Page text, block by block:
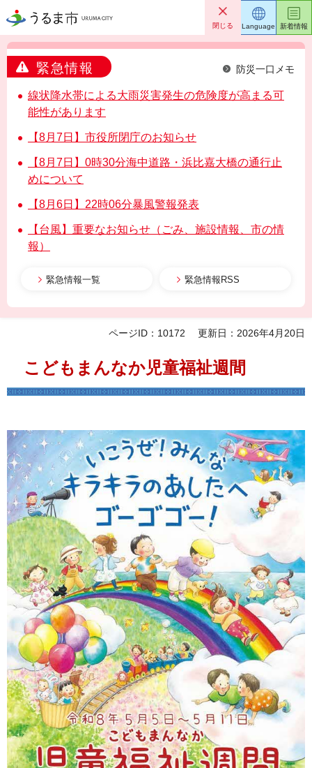
うるま市 閉じる
緊急情報 防災一口メモ
線状降水帯による大雨災害発生の危険度が高まる可
能性があります
【8月7日】市役所閉庁のお知らせ
【8月7日】0時30分海中道路・浜比嘉大橋の通行止
めについて
【8月6日】22時06分暴風警報発表
【台風】重要なお知らせ（ごみ、施設情報、市の情
報）
緊急情報一覧 緊急情報RSS
Language 新着情報
ページID：10172 更新日：2026年4月20日
こどもまんなか児童福祉週間